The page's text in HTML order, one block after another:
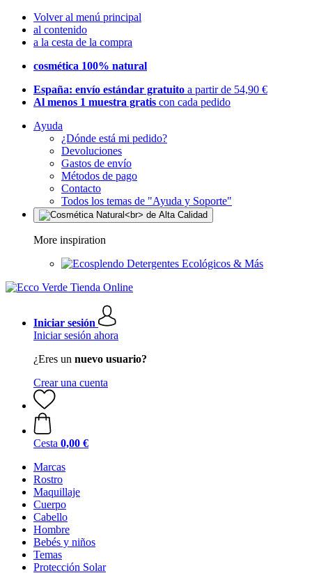
Volver al menú principal
al contenido
a la cesta de la compra
cosmética 100% natural
España: envío estándar gratuito a partir de 54,90 €
Al menos 1 muestra gratis con cada pedido
Ayuda
¿Dónde está mi pedido?
Devoluciones
Gastos de envío
Métodos de pago
Contacto
Todos los temas de "Ayuda y Soporte"
More inspiration
Detergentes Ecológicos & Más
Iniciar sesión
Iniciar sesión ahora
¿Eres un nuevo usuario?
Crear una cuenta
Cesta 0,00 €
Marcas
Rostro
Maquillaje
Cuerpo
Cabello
Hombre
Bebés y niños
Temas
Protección Solar